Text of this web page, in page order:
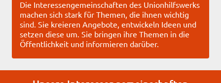
Die Interessengemeinschaften des Unionhilfswerks
machen sich stark für Themen, die ihnen wichtig
sind. Sie kreieren Angebote, entwickeln Ideen und
setzen diese um. Sie bringen ihre Themen in die
Öffentlichkeit und informieren darüber.